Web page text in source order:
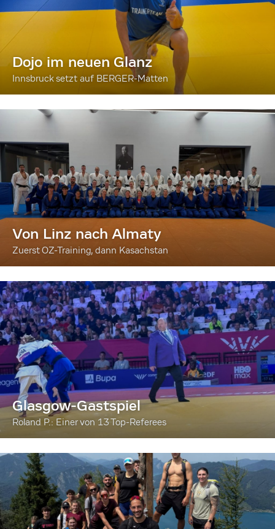
Dojo im neuen Glanz
Innsbruck setzt auf BERGER-Matten
Von Linz nach Almaty
Zuerst OZ-Training, dann Kasachstan
Glasgow-Gastspiel
Roland P.: Einer von 13 Top-Referees